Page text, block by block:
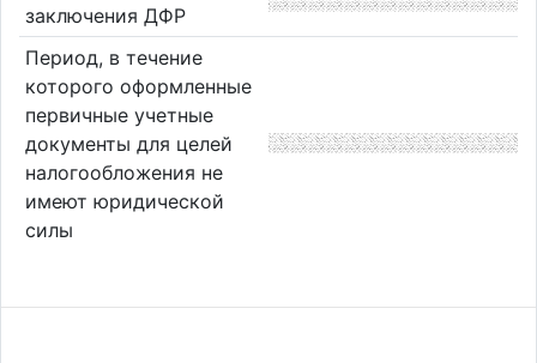
заключения ДФР
Период, в течение
которого оформленные
первичные учетные
документы для целей
налогообложения не
имеют юридической
силы